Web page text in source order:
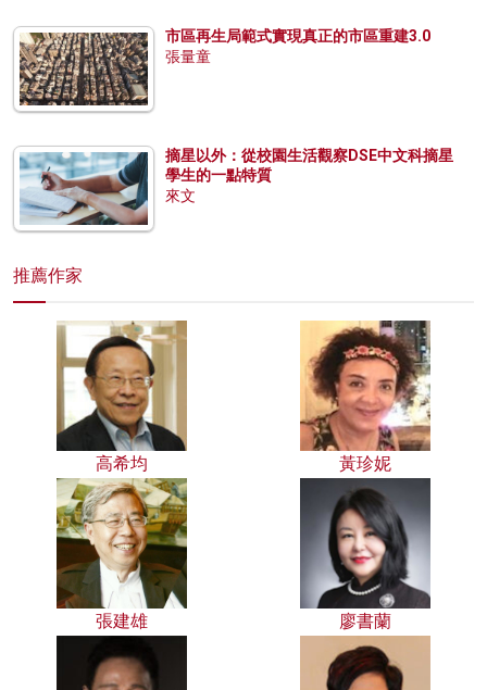
市區再生局範式實現真正的市區重建3.0
張量童
摘星以外：從校園生活觀察DSE中文科摘星
學生的一點特質
來文
推薦作家
高希均 黃珍妮
張建雄 廖書蘭